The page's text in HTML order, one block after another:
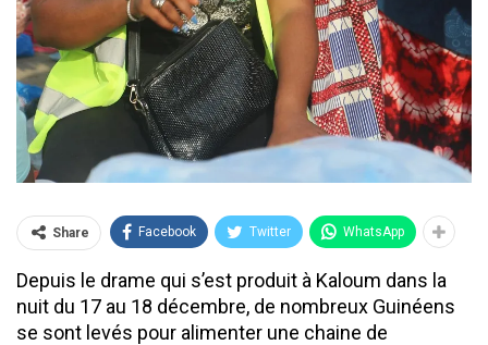
Share Facebook Twitter WhatsApp
Depuis le drame qui s’est produit à Kaloum dans la
nuit du 17 au 18 décembre, de nombreux Guinéens
se sont levés pour alimenter une chaine de